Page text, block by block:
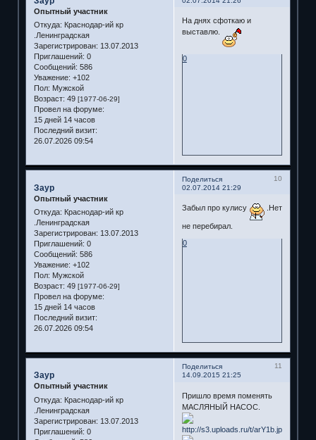
Опытный участник
Откуда: Краснодар-ий кр
.Ленинградская
Зарегистрирован: 13.07.2013
Приглашений: 0
Сообщений: 586
Уважение: +102
Пол: Мужской
Возраст: 49 [1977-06-29]
Провел на форуме:
15 дней 14 часов
Последний визит:
26.07.2026 09:54
На днях сфоткаю и
выставлю.
0
Поделиться
10
02.07.2014 21:29
Заур
Опытный участник
Откуда: Краснодар-ий кр
.Ленинградская
Зарегистрирован: 13.07.2013
Приглашений: 0
Сообщений: 586
Уважение: +102
Пол: Мужской
Возраст: 49 [1977-06-29]
Провел на форуме:
15 дней 14 часов
Последний визит:
26.07.2026 09:54
Забыл про кулису .Нет
не перебирал.
0
Поделиться
11
14.09.2015 21:25
Заур
Опытный участник
Откуда: Краснодар-ий кр
.Ленинградская
Зарегистрирован: 13.07.2013
Приглашений: 0
Пришло время поменять
МАСЛЯНЫЙ НАСОС.